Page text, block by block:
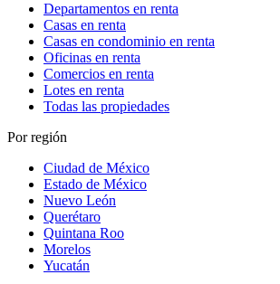
Departamentos en renta
Casas en renta
Casas en condominio en renta
Oficinas en renta
Comercios en renta
Lotes en renta
Todas las propiedades
Por región
Ciudad de México
Estado de México
Nuevo León
Querétaro
Quintana Roo
Morelos
Yucatán